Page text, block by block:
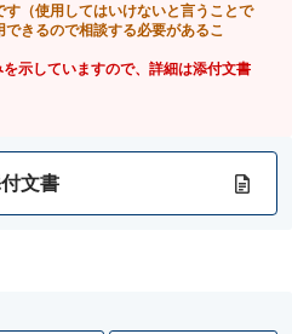
（使用してはいけないと言うことで
きるので相談する必要があるこ
示していますので、詳細は添付文書
文書